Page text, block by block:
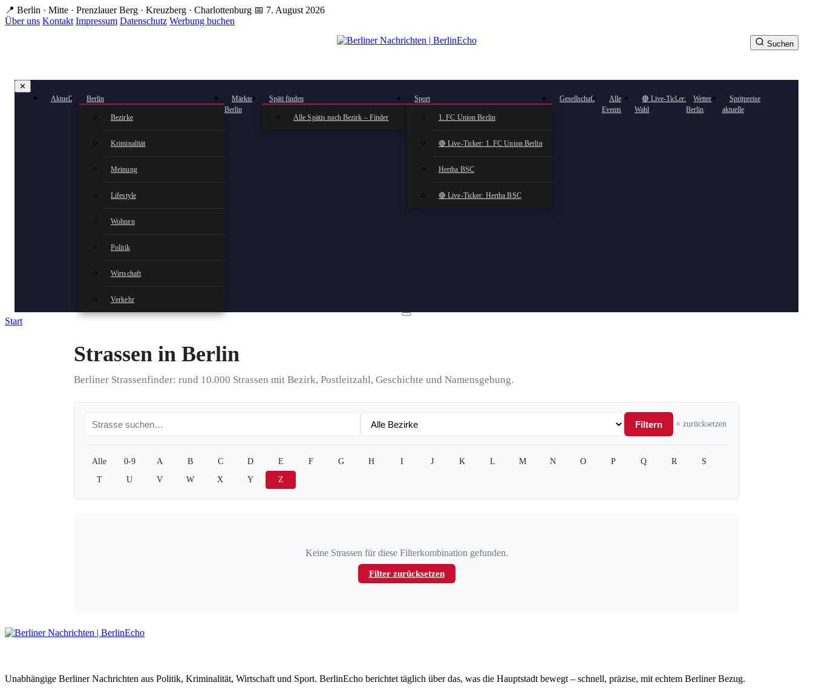
Zum
Hauptinhalt
📍 Berlin · Mitte · Prenzlauer Berg · Kreuzberg · Charlottenburg 📅 7. August 2026
Über uns Kontakt Impressum Datenschutz Werbung buchen
✕
Aktuell Berlin
Bezirke
Kriminalität
Meinung
Lifestyle
Wohnen
Politik
Wirtschaft
Verkehr
Märkte
Berlin
Späti finden
Alle Spätis nach Bezirk – Finder
Sport
1. FC Union Berlin
🔴 Live-Ticker: 1. FC Union Berlin
Hertha BSC
🔴 Live-Ticker: Hertha BSC
Gesellschaft
Alle
Events
🔴 Live-Ticker:
Wahl
Wetter
Berlin
Spritpreise
aktuelle
Suchen
Start
Strassen in Berlin
Berliner Strassenfinder: rund 10.000 Strassen mit Bezirk, Postleitzahl, Geschichte und Namensgebung.
Filtern × zurücksetzen
Alle 0-9Link A B C D E F G H I J K L M N O P Q R
S
T
U V W X Y Z
Keine Strassen für diese Filterkombination gefunden.
Filter zurücksetzen
Unabhängige Berliner Nachrichten aus Politik, Kriminalität, Wirtschaft und Sport. BerlinEcho berichtet täglich über das, was die Hauptstadt bewegt – schnell, präzise, mit echtem Berliner Bezug.